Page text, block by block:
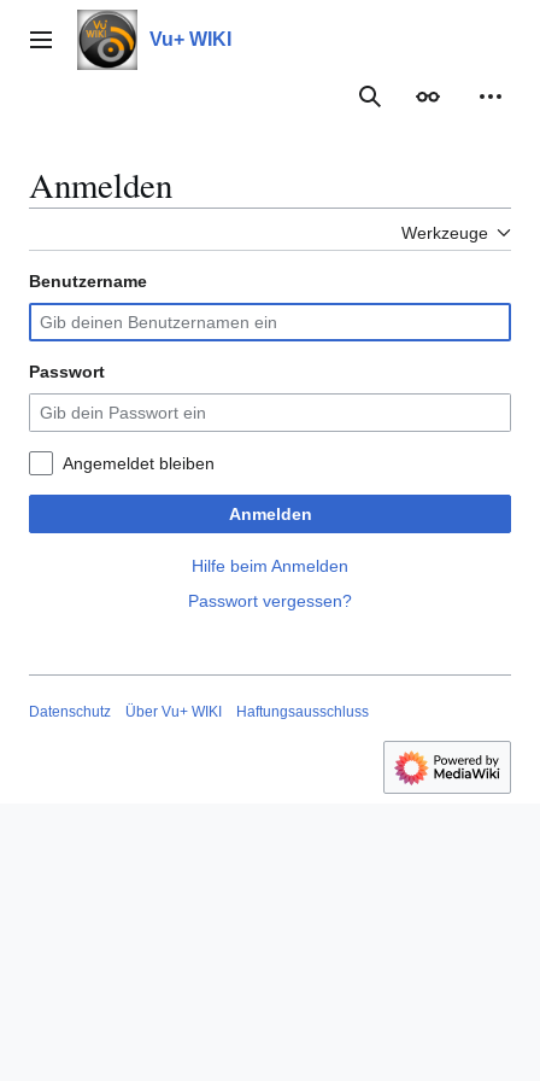
Inhalt
springenHauptmenü Vu+ WIKI
Suche
Anmelden
Werkzeuge
Benutzername
Passwort
Angemeldet bleiben
Anmelden
Hilfe beim Anmelden
Passwort vergessen?
Datenschutz Über Vu+ WIKI Haftungsausschluss